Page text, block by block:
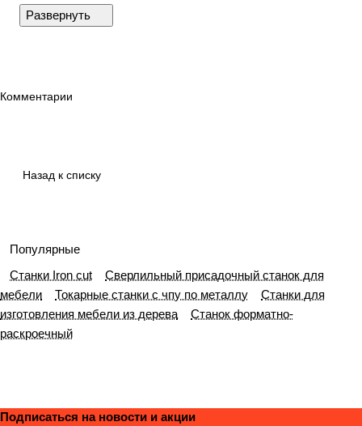
производственной, автомалярной и строительной
сфер ценят Gav за широкий ассортимент и высокий
выпускала окрасочное оборудование с аксессуарами
процесс, который помогает добиваться отличного
SPOGA + GAFA в 2016 году в Германии.Станкоинком
является официальным дилером оборудования GAV
в России. В нашем каталоге товаров ГАВ
представлена большая часть оборудования
(металлическим или пластиковым). У моделей с
Комментарии
Назад к списку
Популярные
Станки Iron cut
Сверлильный присадочный станок для
мебели
Токарные станки с чпу по металлу
Станки для
изготовления мебели из дерева
Станок форматно-
раскроечный
Подписаться на новости и акции